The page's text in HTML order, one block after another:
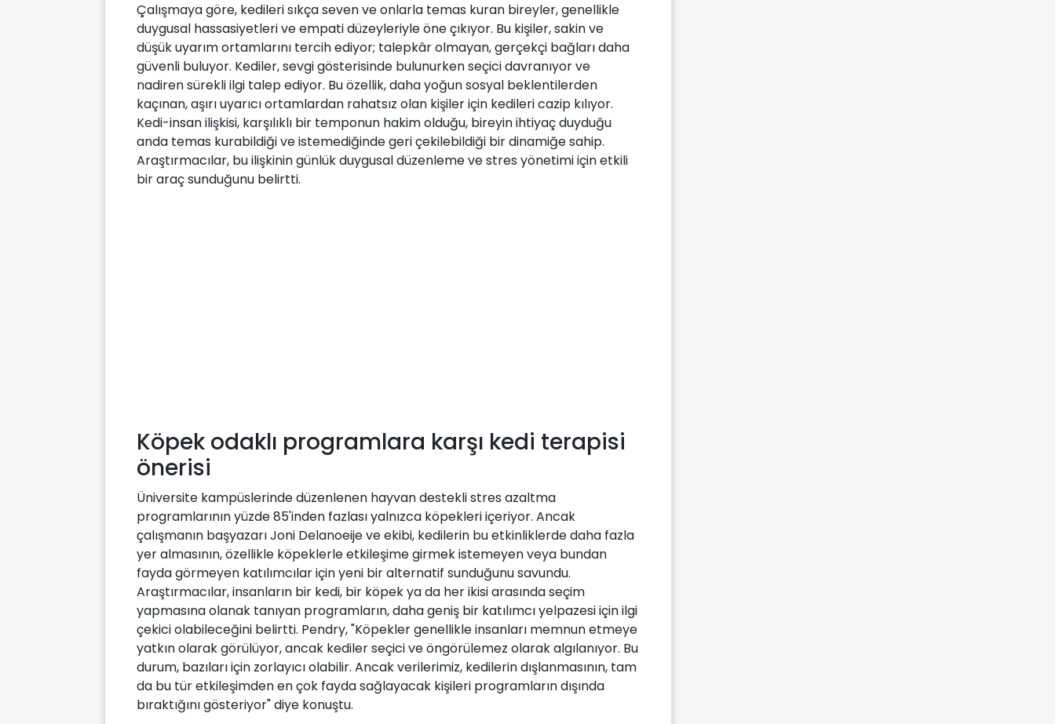
Çalışmaya göre, kedileri sıkça seven ve onlarla temas kuran bireyler, genellikle
duygusal hassasiyetleri ve empati düzeyleriyle öne çıkıyor. Bu kişiler, sakin ve
düşük uyarım ortamlarını tercih ediyor; talepkâr olmayan, gerçekçi bağları daha
güvenli buluyor. Kediler, sevgi gösterisinde bulunurken seçici davranıyor ve
nadiren sürekli ilgi talep ediyor. Bu özellik, daha yoğun sosyal beklentilerden
kaçınan, aşırı uyarıcı ortamlardan rahatsız olan kişiler için kedileri cazip kılıyor.
Kedi-insan ilişkisi, karşılıklı bir temponun hakim olduğu, bireyin ihtiyaç duyduğu
anda temas kurabildiği ve istemediğinde geri çekilebildiği bir dinamiğe sahip.
Araştırmacılar, bu ilişkinin günlük duygusal düzenleme ve stres yönetimi için etkili
bir araç sunduğunu belirtti.
Köpek odaklı programlara karşı kedi terapisi
önerisi
Üniversite kampüslerinde düzenlenen hayvan destekli stres azaltma
programlarının yüzde 85'inden fazlası yalnızca köpekleri içeriyor. Ancak
çalışmanın başyazarı Joni Delanoeije ve ekibi, kedilerin bu etkinliklerde daha fazla
yer almasının, özellikle köpeklerle etkileşime girmek istemeyen veya bundan
fayda görmeyen katılımcılar için yeni bir alternatif sunduğunu savundu.
Araştırmacılar, insanların bir kedi, bir köpek ya da her ikisi arasında seçim
yapmasına olanak tanıyan programların, daha geniş bir katılımcı yelpazesi için ilgi
çekici olabileceğini belirtti. Pendry, "Köpekler genellikle insanları memnun etmeye
yatkın olarak görülüyor, ancak kediler seçici ve öngörülemez olarak algılanıyor. Bu
durum, bazıları için zorlayıcı olabilir. Ancak verilerimiz, kedilerin dışlanmasının, tam
da bu tür etkileşimden en çok fayda sağlayacak kişileri programların dışında
bıraktığını gösteriyor" diye konuştu.